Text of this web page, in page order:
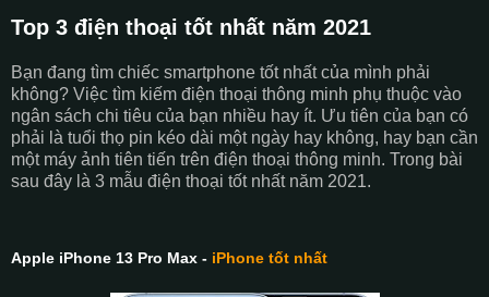
Top 3 điện thoại tốt nhất năm 2021
Bạn đang tìm chiếc smartphone tốt nhất của mình phải
không? Việc tìm kiếm điện thoại thông minh phụ thuộc vào
ngân sách chi tiêu của bạn nhiều hay ít. Ưu tiên của bạn có
phải là tuổi thọ pin kéo dài một ngày hay không, hay bạn cần
một máy ảnh tiên tiến trên điện thoại thông minh. Trong bài
sau đây là 3 mẫu điện thoại tốt nhất năm 2021.
Apple iPhone 13 Pro Max - iPhone tốt nhất